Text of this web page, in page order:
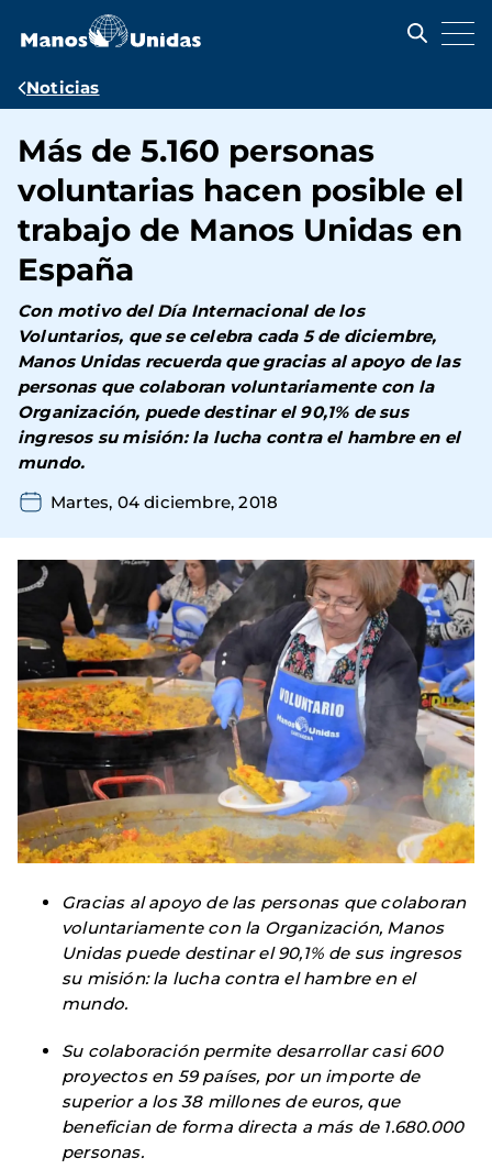
contenido
Ruta
navegación
Noticias
Más de 5.160 personas
voluntarias hacen posible el
trabajo de Manos Unidas en
España
Con motivo del Día Internacional de los
Voluntarios, que se celebra cada 5 de diciembre,
Manos Unidas recuerda que gracias al apoyo de las
personas que colaboran voluntariamente con la
Organización, puede destinar el 90,1% de sus
ingresos su misión: la lucha contra el hambre en el
mundo.
Martes, 04 diciembre, 2018
Gracias al apoyo de las personas que colaboran
voluntariamente con la Organización, Manos
Unidas puede destinar el 90,1% de sus ingresos
su misión: la lucha contra el hambre en el
mundo.
Su colaboración permite desarrollar casi 600
proyectos en 59 países, por un importe de
superior a los 38 millones de euros, que
benefician de forma directa a más de 1.680.000
personas.